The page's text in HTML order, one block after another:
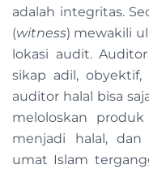
adalah integritas.
(witness) mewakili
lokasi audit.
sikap adil, obyektif,
auditor halal bisa
meloloskan
menjadi halal, dan
umat Islam